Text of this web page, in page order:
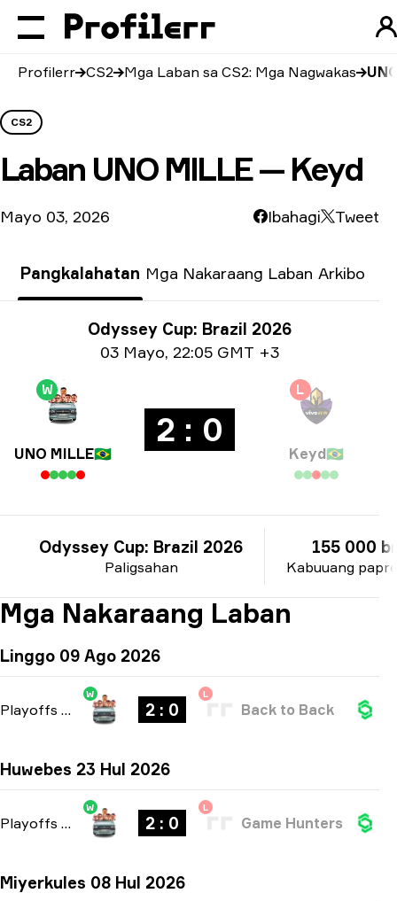
Profilerr CS2 Mga Laban sa CS2: Mga Nagwakas
CS2
Laban UNO MILLE — Keyd
Mayo 03, 2026 Ibahagi Tweet
Pangkalahatan Mga Nakaraang Laban Arkibo
Impormasyon tungkol sa Paligsahan
Odyssey Cup: Brazil 2026
Impormasyon sa petsa
03 Mayo, 22:05 GMT +3
W
UNO MILLE🇧🇷
2 : 0
L
Keyd🇧🇷
Paligsahan
Odyssey Cup: Brazil 2026
Kabuuang
155 000
Mga Nakaraang Laban
Linggo 09 Ago 2026
Playoffs bo3
W
2 : 0
L
Back to Back
Huwebes 23 Hul 2026
Playoffs bo3
W
2 : 0
L
Game Hunters
Miyerkules 08 Hul 2026